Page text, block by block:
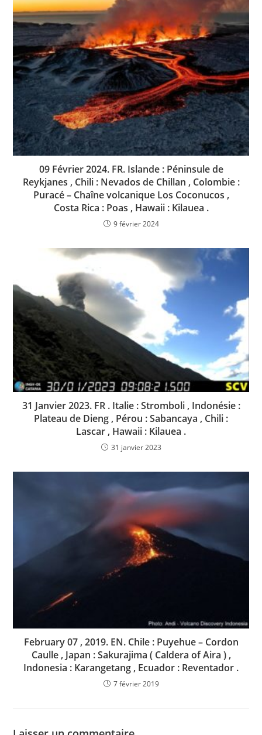
09 Février 2024. FR. Islande : Péninsule de
Reykjanes , Chili : Nevados de Chillan , Colombie :
Puracé – Chaîne volcanique Los Coconucos ,
Costa Rica : Poas , Hawaii : Kilauea .
9 février 2024
31 Janvier 2023. FR . Italie : Stromboli , Indonésie :
Plateau de Dieng , Pérou : Sabancaya , Chili :
Lascar , Hawaii : Kilauea .
31 janvier 2023
February 07 , 2019. EN. Chile : Puyehue – Cordon
Caulle , Japan : Sakurajima ( Caldera of Aira ) ,
Indonesia : Karangetang , Ecuador : Reventador .
7 février 2019